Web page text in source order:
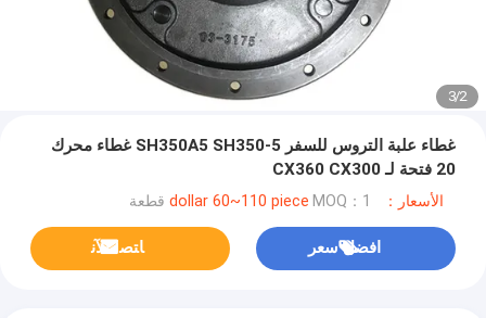
2
/
3
غطاء علبة التروس للسفر SH350A5 SH350-5 غطاء محرك
20 فتحة لـ CX360 CX300
الأسعار：dollar 60~110 piece MOQ：1 قطعة
افضل سعر ﺎﺘﺼﻟ ﺍﻶﻧ